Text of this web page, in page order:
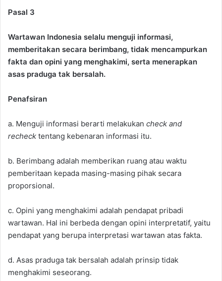
Pasal 3
Wartawan Indonesia selalu menguji informasi,
memberitakan secara berimbang, tidak mencampurkan
fakta dan opini yang menghakimi, serta menerapkan
asas praduga tak bersalah.
Penafsiran
a. Menguji informasi berarti melakukan check and
recheck tentang kebenaran informasi itu.
b. Berimbang adalah memberikan ruang atau waktu
pemberitaan kepada masing-masing pihak secara
proporsional.
c. Opini yang menghakimi adalah pendapat pribadi
wartawan. Hal ini berbeda dengan opini interpretatif, yaitu
pendapat yang berupa interpretasi wartawan atas fakta.
d. Asas praduga tak bersalah adalah prinsip tidak
menghakimi seseorang.